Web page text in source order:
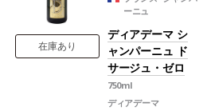
プなどと好相性
葡萄品種 40% ヴェルメン
ティーノ、40% シャルドネ、20% ソーヴ
ィニヨン・ブラン
在庫あり
ーニュ
ディアデーマ シ
ャンパーニュ ド
サージュ・ゼロ
750ml
ディアデーマ